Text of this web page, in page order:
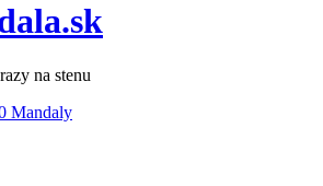
na stenu
Mandaly